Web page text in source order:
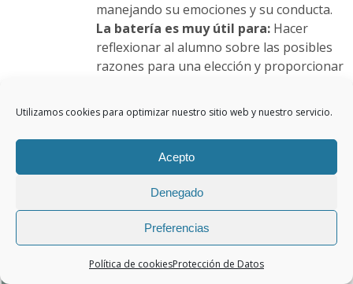
Utilizamos cookies para optimizar nuestro sitio web y nuestro servicio.
Acepto
Denegado
Preferencias
Política de cookiesProtección de Datos
manejando su emociones y su conducta.
La batería es muy útil para:Hacer
reflexionar al alumno sobre las posibles
razones para una elección y proporcionar
completa y adaptada, ofreciendo la
posibilidad de planificar un plan de
orientación para los distintos itinerarios
de educación superior.
producto
múltiples
variantes.